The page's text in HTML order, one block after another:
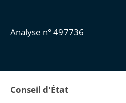
Analyse n° 497736
Conseil d'État